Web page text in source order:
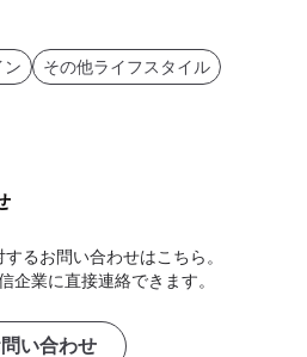
ン
その他ライフスタイル
るお問い合わせはこちら。
企業に直接連絡できます。
い合わせ